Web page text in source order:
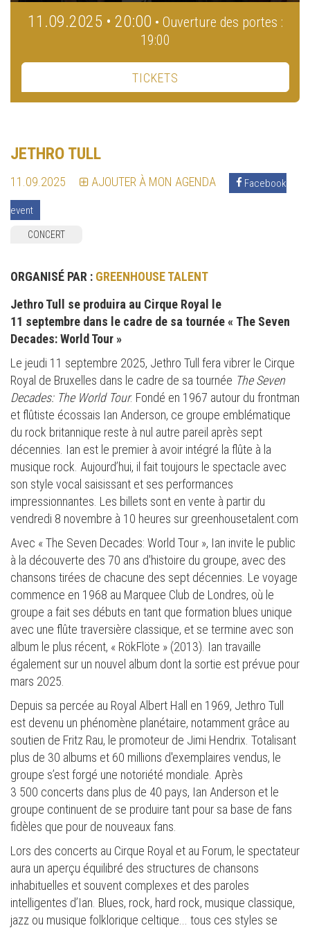
11.09.2025 • 20:00 • Ouverture des portes :
19:00
TICKETS
JETHRO TULL
11.09.2025 AJOUTER À MON AGENDA Facebook
event
CONCERT
ORGANISÉ PAR : GREENHOUSE TALENT
Jethro Tull se produira au Cirque Royal le
11 septembre dans le cadre de sa tournée « The Seven
Decades: World Tour »
Le jeudi 11 septembre 2025, Jethro Tull fera vibrer le Cirque
Royal de Bruxelles dans le cadre de sa tournée The Seven
Decades: The World Tour. Fondé en 1967 autour du frontman
et flûtiste écossais Ian Anderson, ce groupe emblématique
du rock britannique reste à nul autre pareil après sept
décennies. Ian est le premier à avoir intégré la flûte à la
musique rock. Aujourd’hui, il fait toujours le spectacle avec
son style vocal saisissant et ses performances
impressionnantes. Les billets sont en vente à partir du
vendredi 8 novembre à 10 heures sur greenhousetalent.com
Avec « The Seven Decades: World Tour », Ian invite le public
à la découverte des 70 ans d'histoire du groupe, avec des
chansons tirées de chacune des sept décennies. Le voyage
commence en 1968 au Marquee Club de Londres, où le
groupe a fait ses débuts en tant que formation blues unique
avec une flûte traversière classique, et se termine avec son
album le plus récent, « RökFlöte » (2013). Ian travaille
également sur un nouvel album dont la sortie est prévue pour
mars 2025.
Depuis sa percée au Royal Albert Hall en 1969, Jethro Tull
est devenu un phénomène planétaire, notamment grâce au
soutien de Fritz Rau, le promoteur de Jimi Hendrix. Totalisant
plus de 30 albums et 60 millions d'exemplaires vendus, le
groupe s’est forgé une notoriété mondiale. Après
3 500 concerts dans plus de 40 pays, Ian Anderson et le
groupe continuent de se produire tant pour sa base de fans
fidèles que pour de nouveaux fans.
Lors des concerts au Cirque Royal et au Forum, le spectateur
aura un aperçu équilibré des structures de chansons
inhabituelles et souvent complexes et des paroles
intelligentes d’Ian. Blues, rock, hard rock, musique classique,
jazz ou musique folklorique celtique... tous ces styles se